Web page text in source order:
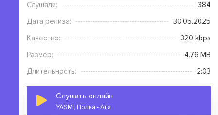
Слушали:
384
Дата релиза:
30.05.2025
Качество:
320 kbps
Размер:
4.76 MB
Длительность:
2:03
Слушать онлайн
YASMI, Полка - Ага